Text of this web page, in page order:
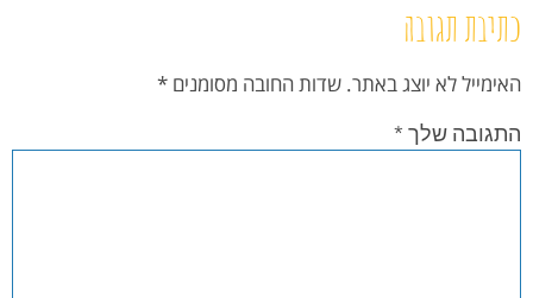
כתיבת תגובה
האימייל לא יוצג באתר. שדות החובה מסומנים *
התגובה שלך *